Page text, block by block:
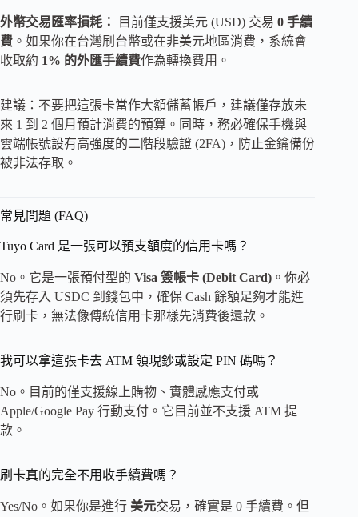
外幣交易匯率損耗： 目前僅支援美元 (USD) 交易 0 手續
費 。如果你在台灣刷台幣或在非美元地區消費，系統會
收取約 1% 的外匯手續費作為轉換費用。
建議：不要把這張卡當作大額儲蓄帳戶，建議僅存放未
來 1 到 2 個月預計消費的預算。同時，務必確保手機與
雲端帳號設有高強度的二階段驗證 (2FA)，防止金鑰備份
被非法存取。
常見問題 (FAQ)
Tuyo Card 是一張可以預支額度的信用卡嗎？
No。它是一張預付型的 Visa 簽帳卡 (Debit Card) 。你必
須先存入 USDC 到錢包中，確保 Cash 餘額足夠才能進
行刷卡，無法像傳統信用卡那樣先消費後還款。
我可以拿這張卡去 ATM 領現鈔或設定 PIN 碼嗎？
No。目前的僅支援線上購物、實體感應支付或
Apple/Google Pay 行動支付。它目前並不支援 ATM 提
款。
刷卡真的完全不用收手續費嗎？
Yes/No。如果你是進行 美元交易，確實是 0 手續費。但